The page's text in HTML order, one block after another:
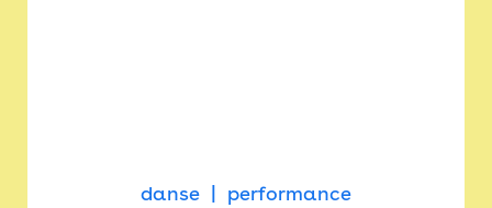
danse performance